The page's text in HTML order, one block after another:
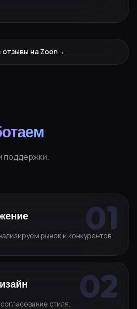
отзывы на Zoon→
поддержки.
рынок и конкурентов.
стиля.